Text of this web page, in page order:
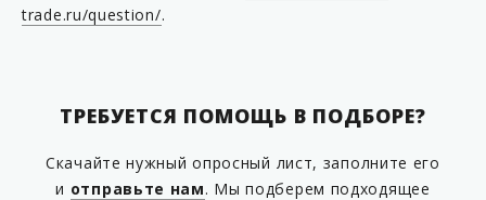
trade.ru/question/.
ТРЕБУЕТСЯ ПОМОЩЬ В ПОДБОРЕ?
Скачайте нужный опросный лист, заполните его
и отправьте нам. Мы подберем подходящее